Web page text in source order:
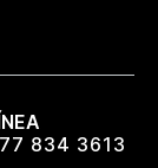
834 3613